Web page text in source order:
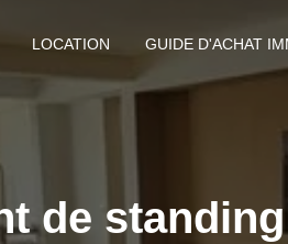
LOCATION GUIDE D'ACHAT
de